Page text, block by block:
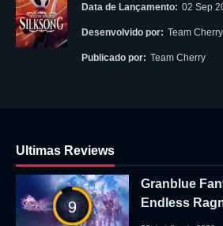
Data de Lançamento: 02 Sep
Desenvolvido por: Team Cherry
Publicado por: Team Cherry
Ultimas Reviews
9
Granblue
Endless